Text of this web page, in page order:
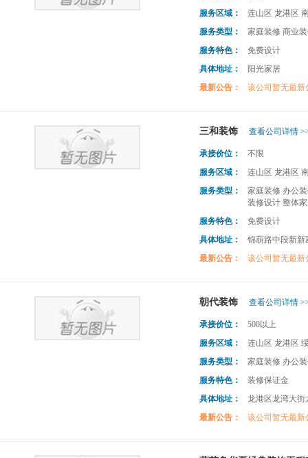
服务区域：
连山区 龙港区
服务类型：
家庭装修 商业
服务特色：
免费设计
具体地址：
阳光家居
最新公告：
该公司暂无最新
三和装饰 查看公司详情
承接价位：
不限
服务区域：
连山区 龙港区
服务类型：
家庭装修 办公
装修设计 整体
服务特色：
免费设计
具体地址：
锦葫路中段新新
最新公告：
该公司暂无最新
朝代装饰 查看公司详情
承接价位：
500以上
服务区域：
连山区 龙港区
服务类型：
家庭装修 办公
服务特色：
装修保证金
具体地址：
龙港区龙湾大街
最新公告：
该公司暂无最新